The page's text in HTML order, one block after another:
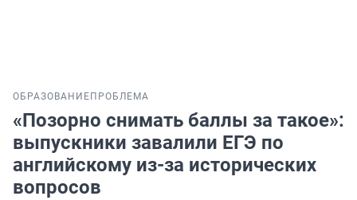
ОБРАЗОВАНИЕ ПРОБЛЕМА
«Позорно снимать баллы за такое»:
выпускники завалили ЕГЭ по
английскому из-за исторических
вопросов